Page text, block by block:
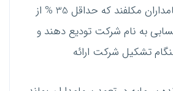
سهامی خاص ، سهامداران مکلفند که حداقل 35 % از
به نام شرکت تودیع دهند و
تشکیل شرکت ارائه